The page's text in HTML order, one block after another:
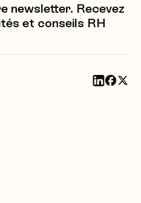
newsletter. Recevez
et conseils RH